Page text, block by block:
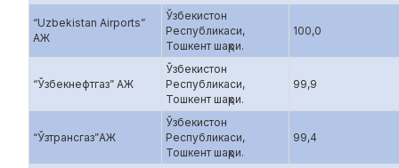
“Uzbekistan Airports”
АЖ
Ўзбекистон
Республикаси,
Тошкент шаҳри.
100,0
“Ўзбекнефтгаз” АЖ
Ўзбекистон
Республикаси,
Тошкент шаҳри.
99,9
“Ўзтрансгаз”АЖ
Ўзбекистон
Республикаси,
Тошкент шаҳри.
99,4